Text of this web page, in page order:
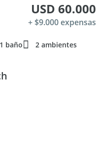
USD 60.000
+ $9.000 expensas
1 baño
2 ambientes